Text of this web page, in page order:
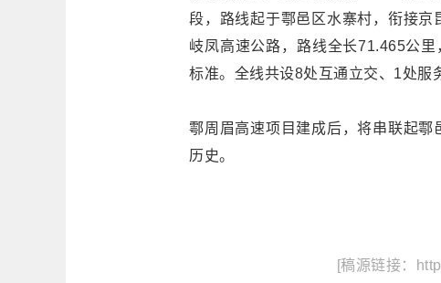
段，路线起于鄠邑区水寨村，衔接
岐凤高速公路，路线全长71.465公
标准。全线共设8处互通立交、1处
鄠周眉高速项目建成后，将串联起
历史。
[稿源链接：